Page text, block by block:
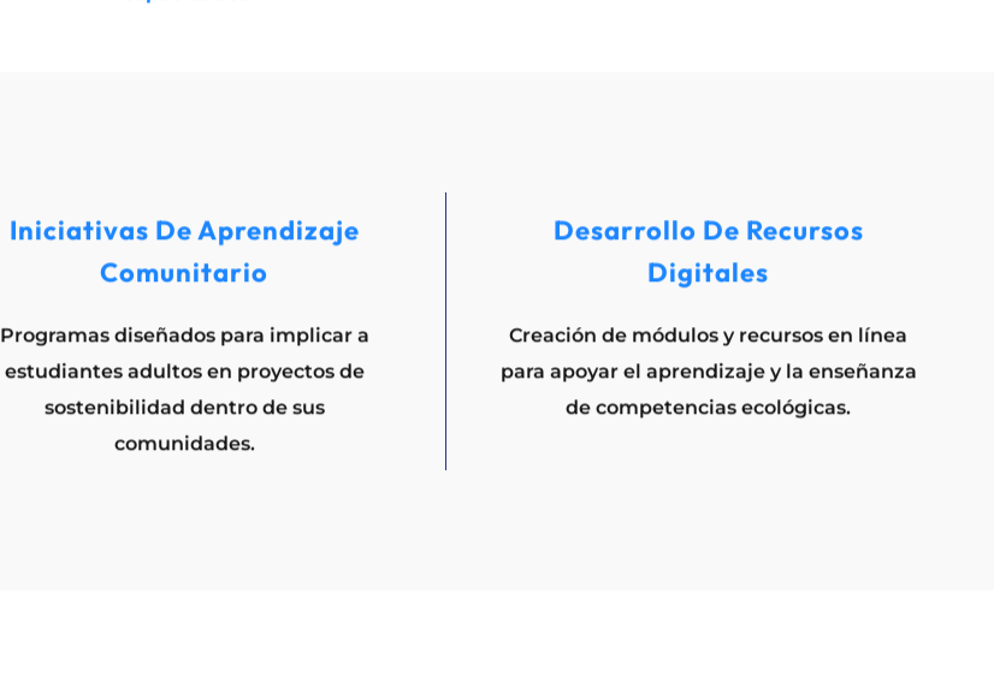
Iniciativas De Aprendizaje
Comunitario
Programas diseñados para implicar a
estudiantes adultos en proyectos de
sostenibilidad dentro de sus
comunidades.
Desarrollo De Recursos
Digitales
Creación de módulos y recursos en línea
para apoyar el aprendizaje y la enseñanza
de competencias ecológicas.